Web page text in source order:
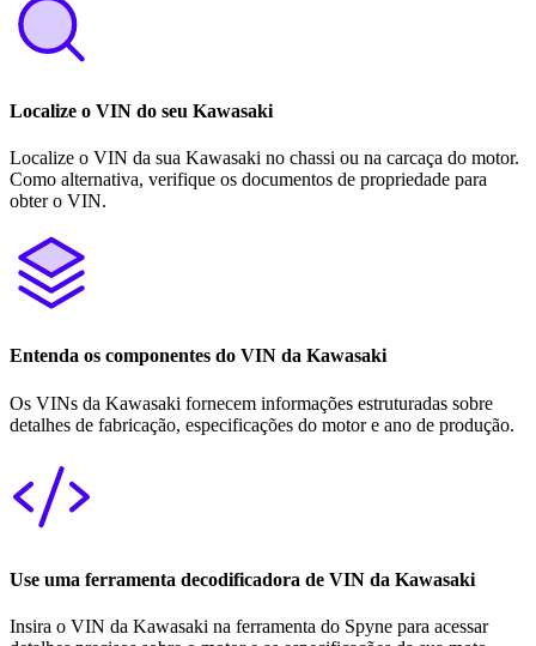
Localize o VIN do seu Kawasaki
Localize o VIN da sua Kawasaki no chassi ou na carcaça do motor.
Como alternativa, verifique os documentos de propriedade para
obter o VIN.
Entenda os componentes do VIN da Kawasaki
Os VINs da Kawasaki fornecem informações estruturadas sobre
detalhes de fabricação, especificações do motor e ano de produção.
Use uma ferramenta decodificadora de VIN da Kawasaki
Insira o VIN da Kawasaki na ferramenta do Spyne para acessar